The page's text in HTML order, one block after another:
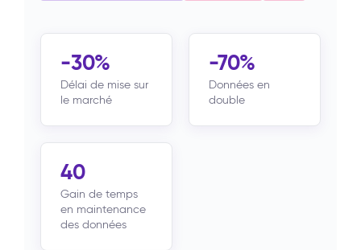
-30%
Délai de mise sur
le marché
-70%
Données en
double
40
Gain de temps
en maintenance
des données